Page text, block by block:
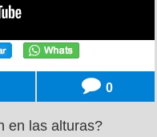
0
en las alturas?